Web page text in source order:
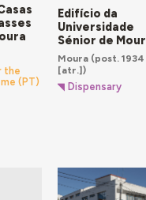
the
(PT)
Edifício da
Universidade
Sénior de
Moura (post. 1934
[atr.])
Dispensary